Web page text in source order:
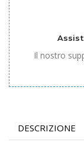
Il nostro
DESCRIZIONE